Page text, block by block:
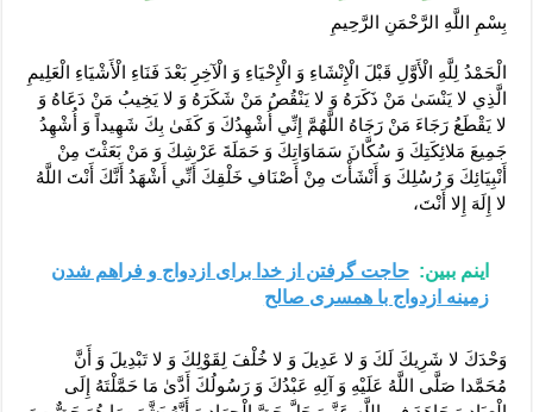
بِسْمِ اللَّهِ الرَّحْمَنِ الرَّحِيمِ
الْحَمْدُ لِلَّهِ الْأَوَّلِ قَبْلَ الْإِنْشَاءِ وَ الْإِحْيَاءِ وَ الْآخِرِ بَعْدَ فَنَاءِ الْأَشْيَاءِ الْعَلِيمِ
الَّذِي لا يَنْسَىٰ مَنْ ذَكَرَهُ وَ لا يَنْقُصُ مَنْ شَكَرَهُ وَ لا يَخِيبُ مَنْ دَعَاهُ وَ
لا يَقْطَعُ رَجَاءَ مَنْ رَجَاهُ اللَّهُمَّ إِنِّي أُشْهِدُكَ وَ كَفَىٰ بِكَ شَهِيداً وَ أُشْهِدُ
جَمِيعَ مَلائِكَتِكَ وَ سُكَّانَ سَمَاوَاتِكَ وَ حَمَلَةَ عَرْشِكَ وَ مَنْ بَعَثْتَ مِنْ
أَنْبِيَائِكَ وَ رُسُلِكَ وَ أَنْشَأْتَ مِنْ أَصْنَافِ خَلْقِكَ أَنِّي أَشْهَدُ أَنَّكَ أَنْتَ اللَّهُ
لا إِلَهَ إِلا أَنْتَ،
اینم ببین: حاجت گرفتن از خدا برای ازدواج و فراهم شدن
زمينه ازدواج با همسری صالح
وَحْدَكَ لا شَرِيكَ لَكَ وَ لا عَدِيلَ وَ لا خُلْفَ لِقَوْلِكَ وَ لا تَبْدِيلَ وَ أَنَّ
مُحَمَّدا صَلَّى اللَّهُ عَلَيْهِ وَ آلِهِ عَبْدُكَ وَ رَسُولُكَ أَدَّىٰ مَا حَمَّلْتَهُ إِلَى